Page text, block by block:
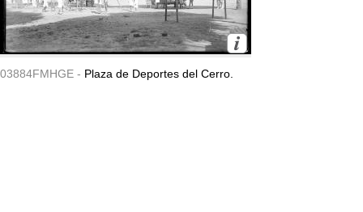
03884FMHGE - Plaza de Deportes del Cerro.